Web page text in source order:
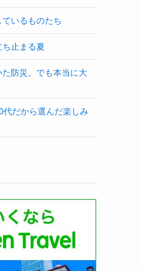
いるものたち
止まる夏
た防災。でも本当に大
だから選んだ楽しみ